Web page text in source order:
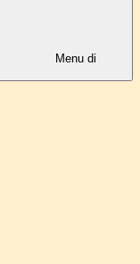
Menu di